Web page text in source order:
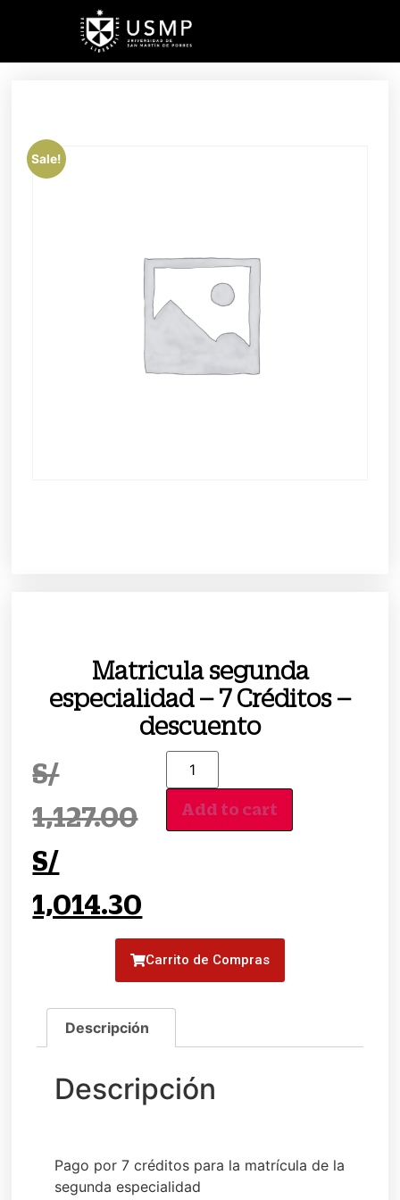
Sale!
Matricula segunda
especialidad – 7 Créditos –
descuento
S/
1,127.00
S/
1,014.30
Add to cart
Carrito de Compras
Pago por 7 créditos para la matrícula de la
segunda especialidad